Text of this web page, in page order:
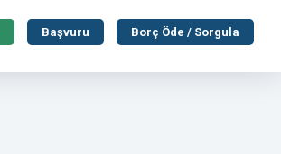
Başvuru Borç Öde / Sorgula